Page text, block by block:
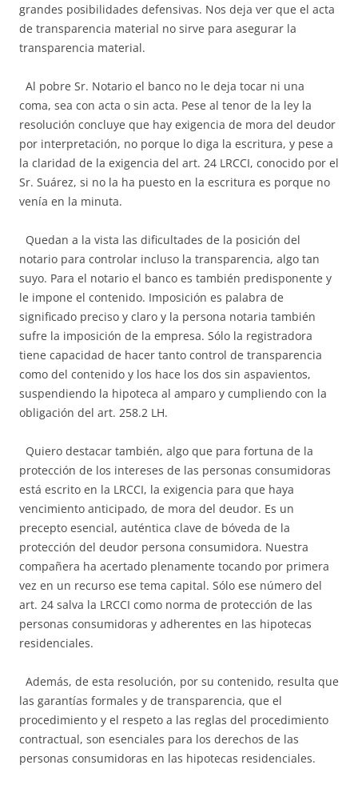
grandes posibilidades defensivas. Nos deja ver que el acta
de transparencia material no sirve para asegurar la
transparencia material.
Al pobre Sr. Notario el banco no le deja tocar ni una
coma, sea con acta o sin acta. Pese al tenor de la ley la
resolución concluye que hay exigencia de mora del deudor
por interpretación, no porque lo diga la escritura, y pese a
la claridad de la exigencia del art. 24 LRCCI, conocido por el
Sr. Suárez, si no la ha puesto en la escritura es porque no
venía en la minuta.
Quedan a la vista las dificultades de la posición del
notario para controlar incluso la transparencia, algo tan
suyo. Para el notario el banco es también predisponente y
le impone el contenido. Imposición es palabra de
significado preciso y claro y la persona notaria también
sufre la imposición de la empresa. Sólo la registradora
tiene capacidad de hacer tanto control de transparencia
como del contenido y los hace los dos sin aspavientos,
suspendiendo la hipoteca al amparo y cumpliendo con la
obligación del art. 258.2 LH.
Quiero destacar también, algo que para fortuna de la
protección de los intereses de las personas consumidoras
está escrito en la LRCCI, la exigencia para que haya
vencimiento anticipado, de mora del deudor. Es un
precepto esencial, auténtica clave de bóveda de la
protección del deudor persona consumidora. Nuestra
compañera ha acertado plenamente tocando por primera
vez en un recurso ese tema capital. Sólo ese número del
art. 24 salva la LRCCI como norma de protección de las
personas consumidoras y adherentes en las hipotecas
residenciales.
Además, de esta resolución, por su contenido, resulta que
las garantías formales y de transparencia, que el
procedimiento y el respeto a las reglas del procedimiento
contractual, son esenciales para los derechos de las
personas consumidoras en las hipotecas residenciales.